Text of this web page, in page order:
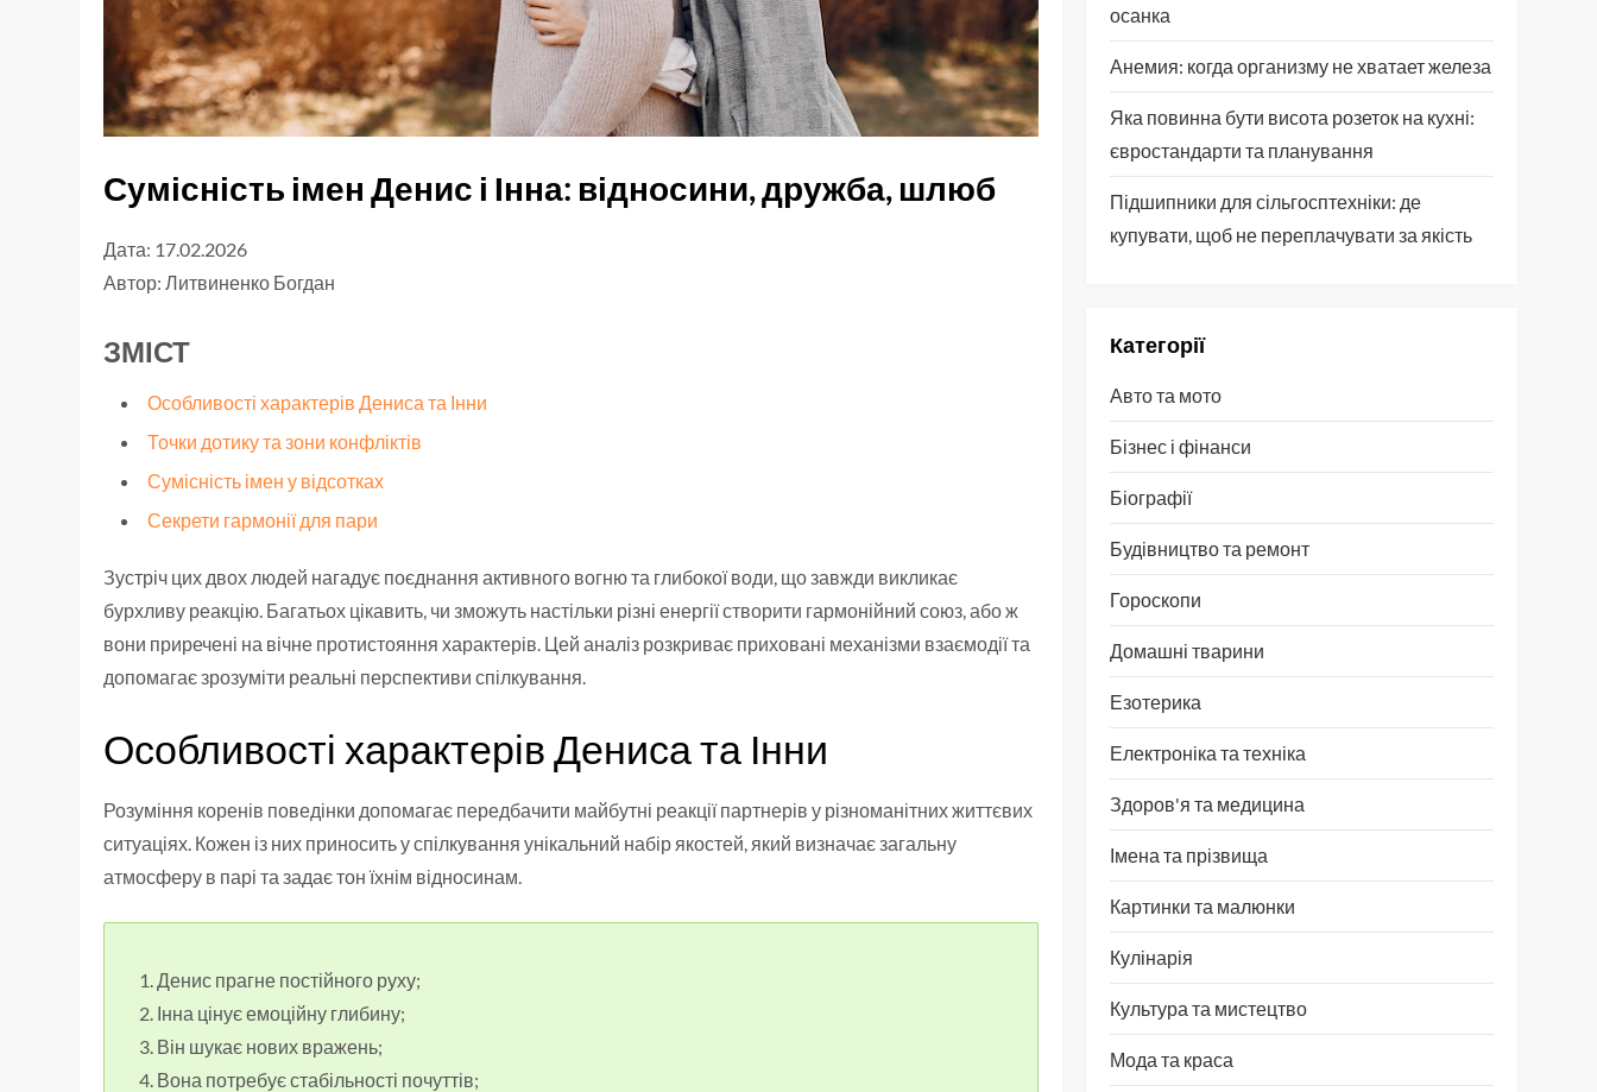
Сумісність імен Денис і Інна: відносини, дружба, шлюб
Дата: 17.02.2026
Автор:Литвиненко Богдан
ЗМІСТ
Особливості характерів Дениса та Інни
Точки дотику та зони конфліктів
Сумісність імен у відсотках
Секрети гармонії для пари
Зустріч цих двох людей нагадує поєднання активного вогню та глибокої води, що завжди викликає
бурхливу реакцію. Багатьох цікавить, чи зможуть настільки різні енергії створити гармонійний союз, або ж
вони приречені на вічне протистояння характерів. Цей аналіз розкриває приховані механізми взаємодії та
допомагає зрозуміти реальні перспективи спілкування.
Особливості характерів Дениса та Інни
Розуміння коренів поведінки допомагає передбачити майбутні реакції партнерів у різноманітних життєвих
ситуаціях. Кожен із них приносить у спілкування унікальний набір якостей, який визначає загальну
атмосферу в парі та задає тон їхнім відносинам.
Денис прагне постійного руху;
Інна цінує емоційну глибину;
Він шукає нових вражень;
Вона потребує стабільності почуттів;
осанка
Анемия: когда организму не хватает железа
Яка повинна бути висота розеток на кухні:
євростандарти та планування
Підшипники для сільгосптехніки: де
купувати, щоб не переплачувати за якість
Категорії
Авто та мото
Бізнес і фінанси
Біографії
Будівництво та ремонт
Гороскопи
Домашні тварини
Езотерика
Електроніка та техніка
Здоров'я та медицина
Імена та прізвища
Картинки та малюнки
Кулінарія
Культура та мистецтво
Мода та краса